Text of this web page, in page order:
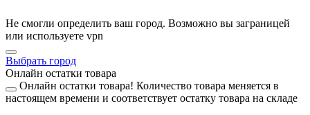
Не смогли определить ваш город. Возможно вы заграницей
или используете vpn
Выбрать город
Онлайн остатки товара
Онлайн остатки товара! Количество товара меняется в
настоящем времени и соответствует остатку товара на складе